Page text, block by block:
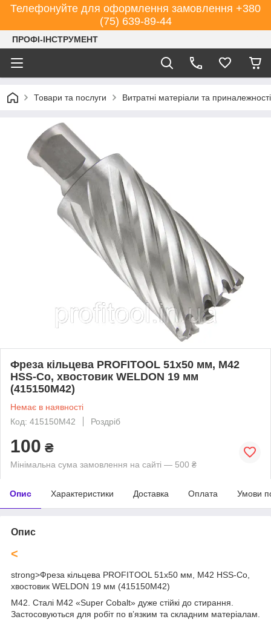
Телефонуйте для оформлення замовлення +380
(75) 639-89-44
ПРОФІ-ІНСТРУМЕНТ
Товари та послуги Витратні матеріали та
Фреза кільцева PROFITOOL 51х50 мм, M42
HSS-Co, хвостовик WELDON 19 мм
(415150M42)
Немає в наявності
Код: 415150M42
Роздріб
100 ₴
Мінімальна сума замовлення на сайті — 500 ₴
Опис Характеристики Доставка Оплата Умови
Опис
<
strong>Фреза кільцева PROFITOOL 51х50 мм, M42 HSS-Co,
хвостовик WELDON 19 мм (415150M42)
M42. Сталі М42 «Super Cobalt» дуже стійкі до стирання.
Застосовуються для робіт по в’язким та складним матеріалам.